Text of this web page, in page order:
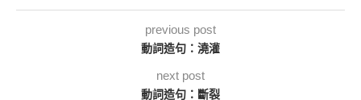
previous post
動詞造句：澆灌
next post
動詞造句：斷裂